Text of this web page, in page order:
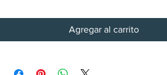
Agregar al carrito